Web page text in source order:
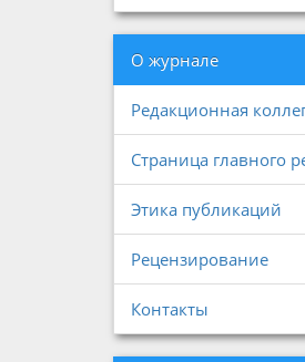
О журнале
Редакционная
Страница главного
Этика публикаций
Рецензирование
Контакты